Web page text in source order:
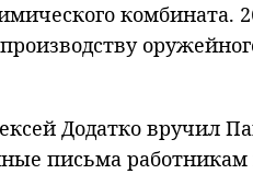
комбината.
Додатко вручил
письма работникам